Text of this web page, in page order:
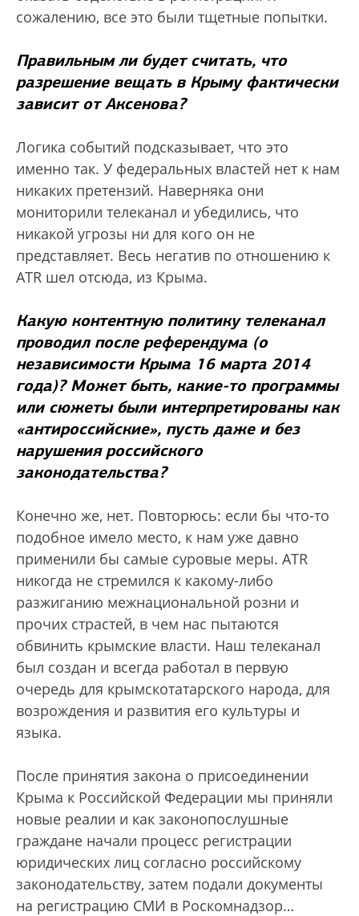
сожалению, все это были тщетные попытки.
Правильным ли будет считать, что
разрешение вещать в Крыму фактически
зависит от Аксенова?
Логика событий подсказывает, что это
именно так. У федеральных властей нет к нам
никаких претензий. Наверняка они
мониторили телеканал и убедились, что
никакой угрозы ни для кого он не
представляет. Весь негатив по отношению к
ATR шел отсюда, из Крыма.
Какую контентную политику телеканал
проводил после референдума (о
независимости Крыма 16 марта 2014
года)? Может быть, какие-то программы
или сюжеты были интерпретированы как
«антироссийские», пусть даже и без
нарушения российского
законодательства?
Конечно же, нет. Повторюсь: если бы что-то
подобное имело место, к нам уже давно
применили бы самые суровые меры. ATR
никогда не стремился к какому-либо
разжиганию межнациональной розни и
прочих страстей, в чем нас пытаются
обвинить крымские власти. Наш телеканал
был создан и всегда работал в первую
очередь для крымскотатарского народа, для
возрождения и развития его культуры и
языка.
После принятия закона о присоединении
Крыма к Российской Федерации мы приняли
новые реалии и как законопослушные
граждане начали процесс регистрации
юридических лиц согласно российскому
законодательству, затем подали документы
на регистрацию СМИ в Роскомнадзор…